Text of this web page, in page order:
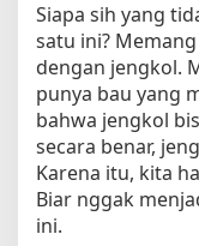
Siapa sih yang
satu ini?
dengan jengkol.
punya bau yang
bahwa jengkol
secara benar,
Karena itu, kita
Biar nggak
ini.